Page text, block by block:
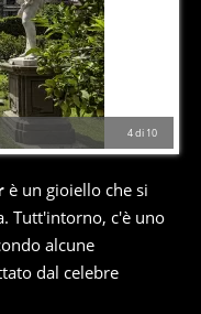
4di 10
è un gioiello che si
Tutt'intorno, c'è uno
alcune
dal celebre